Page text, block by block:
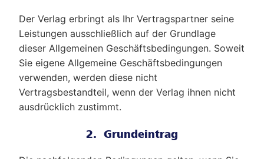
Der Verlag erbringt als Ihr Vertragspartner seine
Leistungen ausschließlich auf der Grundlage
dieser Allgemeinen Geschäftsbedingungen. Soweit
Sie eigene Allgemeine Geschäftsbedingungen
verwenden, werden diese nicht
Vertragsbestandteil, wenn der Verlag ihnen nicht
ausdrücklich zustimmt.
2. Grundeintrag